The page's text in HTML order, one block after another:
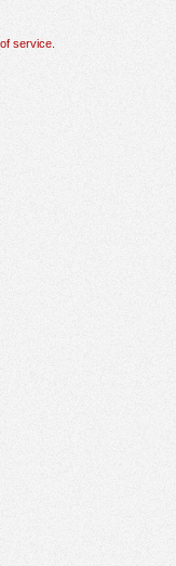
service.